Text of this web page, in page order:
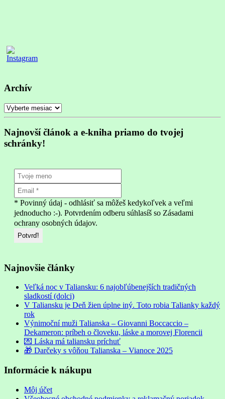
Archív
Archív
Najnovší článok a e-kniha priamo do tvojej
schránky!
* Povinný údaj - odhlásiť sa môžeš kedykoľvek a veľmi
jednoducho :-). Potvrdením odberu súhlasíš so Zásadami
ochrany osobných údajov.
Najnovšie články
Veľká noc v Taliansku: 6 najobľúbenejších tradičných
sladkostí (dolci)
V Taliansku je Deň žien úplne iný. Toto robia Talianky každý
rok
Výnimoční muži Talianska – Giovanni Boccaccio –
Dekameron: príbeh o človeku, láske a morovej Florencii
💌 Láska má taliansku príchuť
🎁 Darčeky s vôňou Talianska – Vianoce 2025
Informácie k nákupu
Môj účet